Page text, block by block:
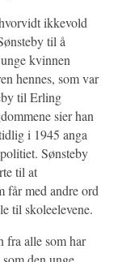
ikkevold
til å
kvinnen
hennes, som var
til Erling
sier han
i 1945 anga
Sønsteby
til at
får med andre ord
til skoleelevene.
fra alle som har